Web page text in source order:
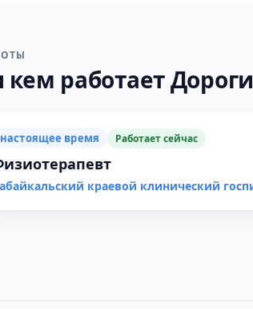
кем работает
настоящее время Работает сейчас
краевой клинический